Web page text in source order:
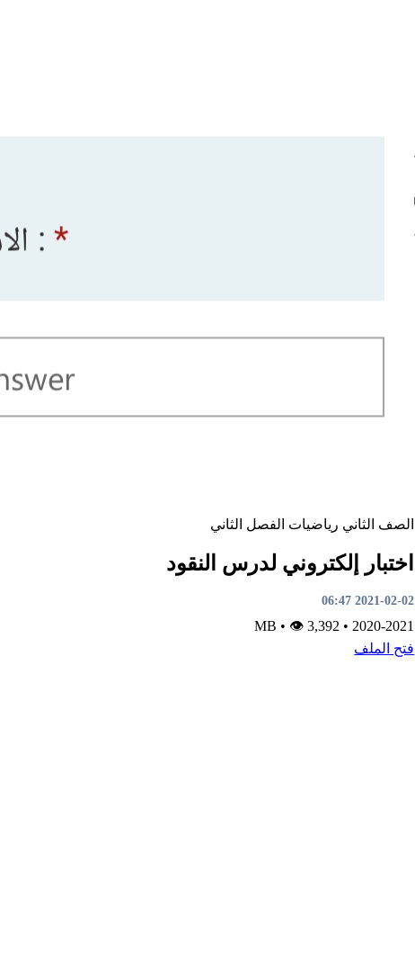
الصف الثاني رياضيات الفصل الثاني
اختبار إلكتروني لدرس النقود
2021-02-02 06:47
2020-2021
•
• 👁 3,392
فتح الملف